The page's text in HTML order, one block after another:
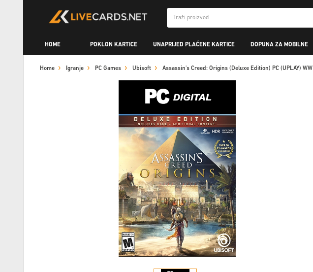
HOME POKLON KARTICE UNAPRIJED PLAĆENE KARTICE DOPUNA ZA MOBILNE
Home Igranje PC Games Ubisoft Assassin's Creed: Origins (Deluxe Edition) PC (UPLAY) WW